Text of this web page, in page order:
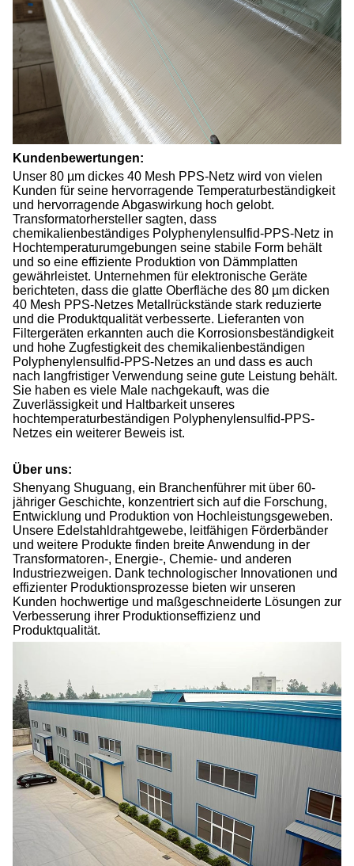
Kundenbewertungen:
Unser 80 µm dickes 40 Mesh PPS-Netz wird von vielen
Kunden für seine hervorragende Temperaturbeständigkeit
und hervorragende Abgaswirkung hoch gelobt.
Transformatorhersteller sagten, dass
chemikalienbeständiges Polyphenylensulfid-PPS-Netz in
Hochtemperaturumgebungen seine stabile Form behält
und so eine effiziente Produktion von Dämmplatten
gewährleistet. Unternehmen für elektronische Geräte
berichteten, dass die glatte Oberfläche des 80 µm dicken
40 Mesh PPS-Netzes Metallrückstände stark reduzierte
und die Produktqualität verbesserte. Lieferanten von
Filtergeräten erkannten auch die Korrosionsbeständigkeit
und hohe Zugfestigkeit des chemikalienbeständigen
Polyphenylensulfid-PPS-Netzes an und dass es auch
nach langfristiger Verwendung seine gute Leistung behält.
Sie haben es viele Male nachgekauft, was die
Zuverlässigkeit und Haltbarkeit unseres
hochtemperaturbeständigen Polyphenylensulfid-PPS-
Netzes ein weiterer Beweis ist.
Über uns:
Shenyang Shuguang, ein Branchenführer mit über 60-
jähriger Geschichte, konzentriert sich auf die Forschung,
Entwicklung und Produktion von Hochleistungsgeweben.
Unsere Edelstahldrahtgewebe, leitfähigen Förderbänder
und weitere Produkte finden breite Anwendung in der
Transformatoren-, Energie-, Chemie- und anderen
Industriezweigen. Dank technologischer Innovationen und
effizienter Produktionsprozesse bieten wir unseren
Kunden hochwertige und maßgeschneiderte Lösungen zur
Verbesserung ihrer Produktionseffizienz und
Produktqualität.